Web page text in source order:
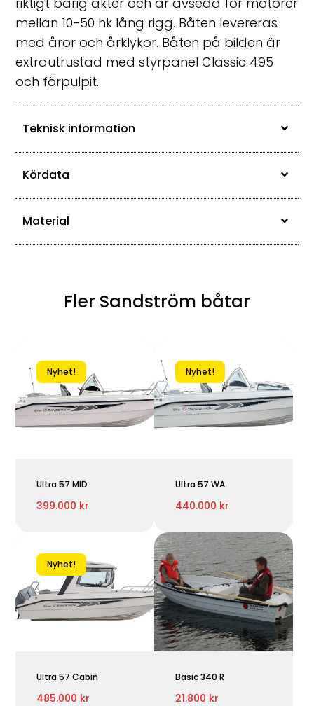
mellan 10-50 hk lång rigg. Båten levereras
med åror och årklykor. Båten på bilden är
extrautrustad med styrpanel Classic 495
och förpulpit.
Teknisk information
Kördata
Material
Fler Sandström båtar
Nyhet!
Ultra 57 MID
399.000 kr
Nyhet!
Ultra 57 WA
440.000 kr
Nyhet!
Ultra 57 Cabin
485.000 kr
Basic 340 R
21.800 kr